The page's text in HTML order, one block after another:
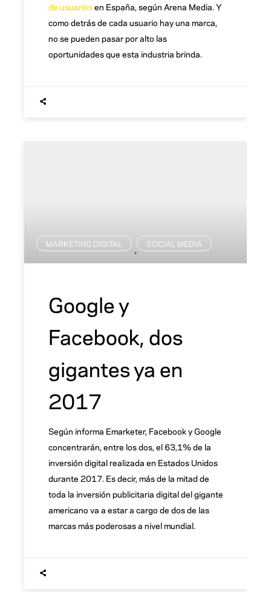
de usuariosen España, según Arena Media. Y
como detrás de cada usuario hay una marca,
no se pueden pasar por alto las
oportunidades que esta industria brinda.
MARKETING DIGITAL , SOCIAL MEDIA
Google y
Facebook, dos
gigantes ya en
2017
Según informa Emarketer, Facebook y Google
concentrarán, entre los dos, el 63,1% de la
inversión digital realizada en Estados Unidos
durante 2017. Es decir, más de la mitad de
toda la inversión publicitaria digital del gigante
americano va a estar a cargo de dos de las
marcas más poderosas a nivel mundial.